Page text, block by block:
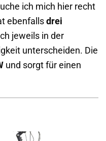
ich mich hier recht
ebenfalls drei
jeweils in der
unterscheiden. Die
und sorgt für einen